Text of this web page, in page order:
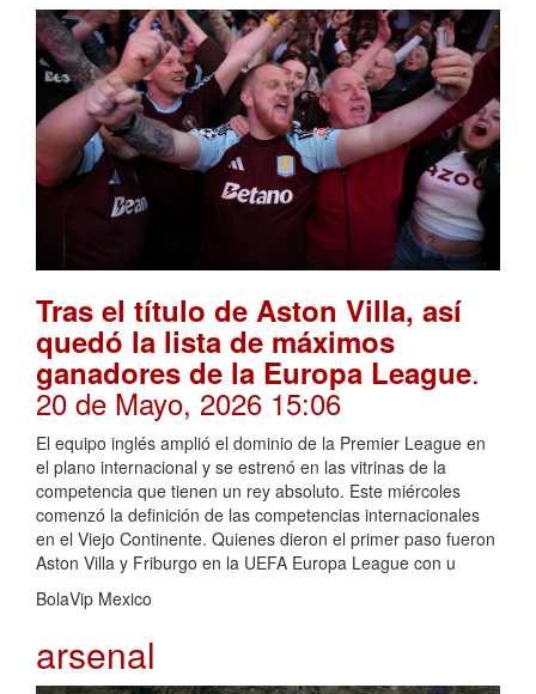
Tras el título de Aston Villa, así
quedó la lista de máximos
ganadores de la Europa League.
20 de Mayo, 2026 15:06
El equipo inglés amplió el dominio de la Premier League en
el plano internacional y se estrenó en las vitrinas de la
competencia que tienen un rey absoluto. Este miércoles
comenzó la definición de las competencias internacionales
en el Viejo Continente. Quienes dieron el primer paso fueron
Aston Villa y Friburgo en la UEFA Europa League con u
BolaVip Mexico
arsenal